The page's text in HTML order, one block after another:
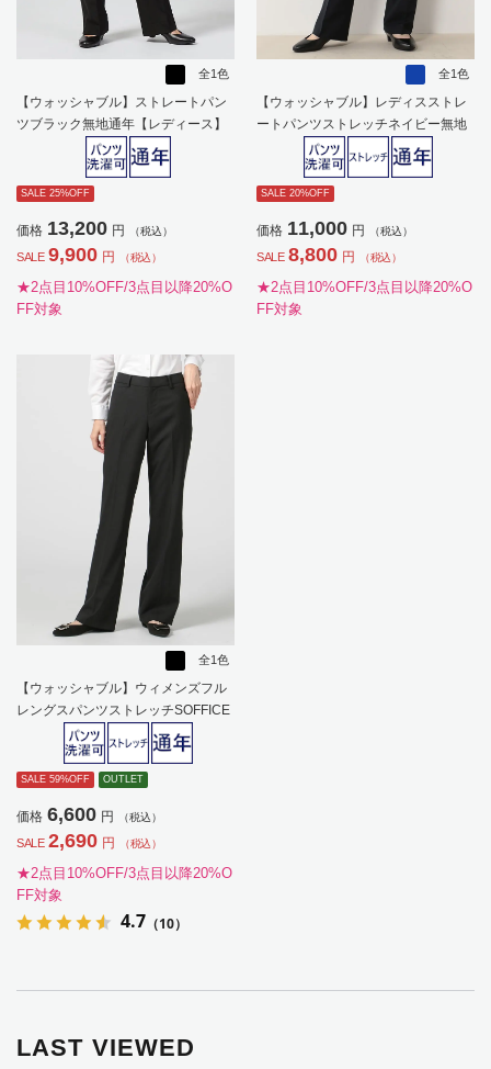
全1色
【ウォッシャブル】ストレートパン
ツブラック無地通年【レディース】
SALE 25%OFF
価格 13,200 円 （税込）
SALE 9,900 円 （税込）
★2点目10%OFF/3点目以降20%O
FF対象
全1色
【ウォッシャブル】レディスストレ
ートパンツストレッチネイビー無地
通年【レディース】
SALE 20%OFF
価格 11,000 円 （税込）
SALE 8,800 円 （税込）
★2点目10%OFF/3点目以降20%O
FF対象
全1色
【ウォッシャブル】ウィメンズフル
レングスパンツストレッチSOFFICE
ブラック無地通年【レディース】
SALE 59%OFF OUTLET
価格 6,600 円 （税込）
SALE 2,690 円 （税込）
★2点目10%OFF/3点目以降20%O
FF対象
4.7 （10）
LAST VIEWED